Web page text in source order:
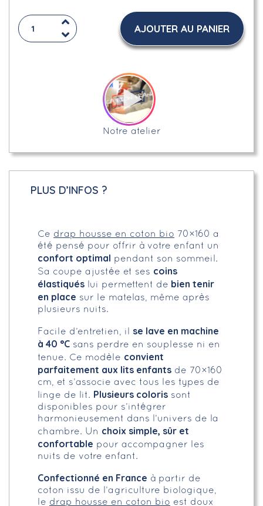
AJOUTER AU PANIER
Notre atelier
PLUS D’INFOS ?
Ce drap housse en coton bio 70×160 a
été pensé pour offrir à votre enfant un
confort optimal pendant son sommeil.
Sa coupe ajustée et ses coins
élastiqués lui permettent de bien tenir
en place sur le matelas, même après
plusieurs nuits.
Facile d’entretien, il se lave en machine
à 40 °C sans perdre en souplesse ni en
tenue. Ce modèle convient
parfaitement aux lits enfants de 70×160
cm, et s’associe avec tous les types de
linge de lit. Plusieurs coloris sont
disponibles pour s’intégrer
harmonieusement dans l’univers de la
chambre. Un choix simple, sûr et
confortable pour accompagner les
nuits de votre enfant.
Confectionné en France à partir de
coton issu de l’agriculture biologique,
le drap housse en coton bio est doux